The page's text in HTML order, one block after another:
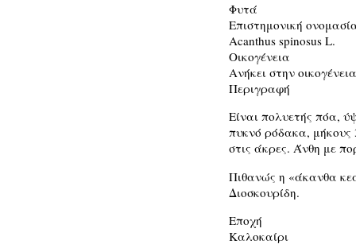
Φυτά
Επιστημονική
Acanthus spinosus L.
Οικογένεια
Ανήκει στην
Περιγραφή
Είναι πολυετής πόα,
πυκνό ρόδακα,
στις άκρες. Άνθη με
Πιθανώς η «άκανθα
Διοσκουρίδη.
Εποχή
Καλοκαίρι